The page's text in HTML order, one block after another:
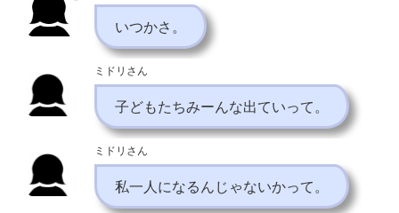
いつかさ。
ミドリさん
子どもたちみーんな出ていって。
ミドリさん
私一人になるんじゃないかって。